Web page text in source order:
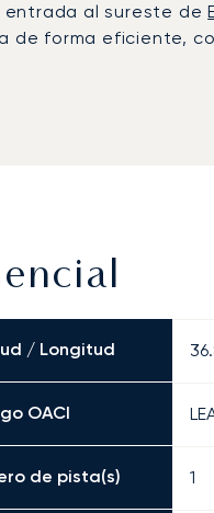
entrada al sureste de
de forma eficiente,
/ Longitud
OACI
de pista(s) 1